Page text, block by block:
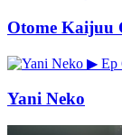
Otome Kaijuu
▶ Ep
Yani Neko